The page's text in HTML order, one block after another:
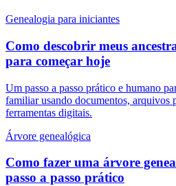
Genealogia para iniciantes
Como descobrir meus
para começar hoje
Um passo a passo prático e humano
familiar usando documentos, arquivos
ferramentas digitais.
Árvore genealógica
Como fazer uma árvore
passo a passo prático